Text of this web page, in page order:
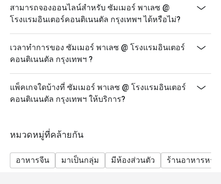
Q: เมนูไฮไลท์ที่สำคัญมีอะไรบ้าง? A: เมนูแนะนำ ได้แก่
หมูหันฮ่องกง, หมูแดงสูตรซิกเนเจอร์, ฟองเต้าหู้ทอดซอส
เห็ดทรัฟเฟิล และบุฟเฟต์ติ่มซำที่มีเมนูให้เลือกหลากหลาย
กว่า 15 รายการ
Q: การแต่งกายเป็นอย่างไร? A: การแต่งกายเป็นแบบชุด
ลำลองสุภาพ (Smart Casual) เพื่อให้เข้ากับบรรยากาศที่
หรูหราและสะดวกสบายของโรงแรมระดับ 5 ดาว
Q: วิธีการเดินทางไป Summer Palace @ Intercontinental
สถานีชิดลม และอยู่ใกล้กับศาลพระพรหมเอราวัณ
สามารถจองออนไลน์สำหรับ ซัมเมอร์ พาเลซ @
โรงแรมอินเตอร์คอนติเนนตัล กรุงเทพฯ ได้หรือไม่?
เวลาทำการของ ซัมเมอร์ พาเลซ @ โรงแรมอินเตอร์
คอนติเนนตัล กรุงเทพฯ ?
แพ็คเกจใดบ้างที่ ซัมเมอร์ พาเลซ @ โรงแรมอินเตอร์
คอนติเนนตัล กรุงเทพฯ ให้บริการ?
หมวดหมู่ที่คล้ายกัน
อาหารจีน มาเป็นกลุ่ม มีห้องส่วนตัว ร้านอาหารหรู